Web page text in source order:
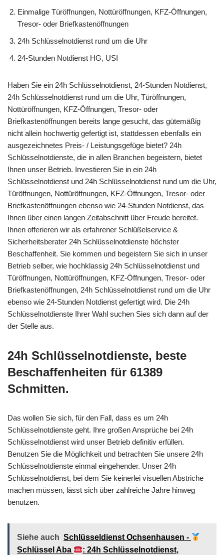
Einmalige Türöffnungen, Nottüröffnungen, KFZ-Öffnungen,
Tresor- oder Briefkastenöffnungen
24h Schlüsselnotdienst rund um die Uhr
24-Stunden Notdienst HG, USI
Haben Sie ein 24h Schlüsselnotdienst, 24-Stunden Notdienst,
24h Schlüsselnotdienst rund um die Uhr, Türöffnungen,
Nottüröffnungen, KFZ-Öffnungen, Tresor- oder
Briefkastenöffnungen bereits lange gesucht, das gütemäßig
nicht allein hochwertig gefertigt ist, stattdessen ebenfalls ein
ausgezeichnetes Preis- / Leistungsgefüge bietet? 24h
Schlüsselnotdienste, die in allen Branchen begeistern, bietet
Ihnen unser Betrieb. Investieren Sie in ein 24h
Schlüsselnotdienst und 24h Schlüsselnotdienst rund um die Uhr,
Türöffnungen, Nottüröffnungen, KFZ-Öffnungen, Tresor- oder
Briefkastenöffnungen ebenso wie 24-Stunden Notdienst, das
Ihnen über einen langen Zeitabschnitt über Freude bereitet.
Ihnen offerieren wir als erfahrener Schlüßelservice &
Sicherheitsberater 24h Schlüsselnotdienste höchster
Beschaffenheit. Sie kommen und begeistern Sie sich in unser
Betrieb selber, wie hochklassig 24h Schlüsselnotdienst und
Türöffnungen, Nottüröffnungen, KFZ-Öffnungen, Tresor- oder
Briefkastenöffnungen, 24h Schlüsselnotdienst rund um die Uhr
ebenso wie 24-Stunden Notdienst gefertigt wird. Die 24h
Schlüsselnotdienste Ihrer Wahl suchen Sies sich dann auf der
der Stelle aus.
24h Schlüsselnotdienste, beste
Beschaffenheiten für 61389
Schmitten.
Das wollen Sie sich, für den Fall, dass es um 24h
Schlüsselnotdienste geht. Ihre großen Ansprüche bei 24h
Schlüsselnotdienst wird unser Betrieb definitiv erfüllen.
Benutzen Sie die Möglichkeit und betrachten Sie unsere 24h
Schlüsselnotdienste einmal eingehender. Unser 24h
Schlüsselnotdienst, bei dem Sie keinerlei visuellen Abstriche
machen müssen, lässt sich über zahlreiche Jahre hinweg
benutzen.
Siehe auch Schlüsseldienst Ochsenhausen -
Schlüssel Aba
: 24h Schlüsselnotdienst,